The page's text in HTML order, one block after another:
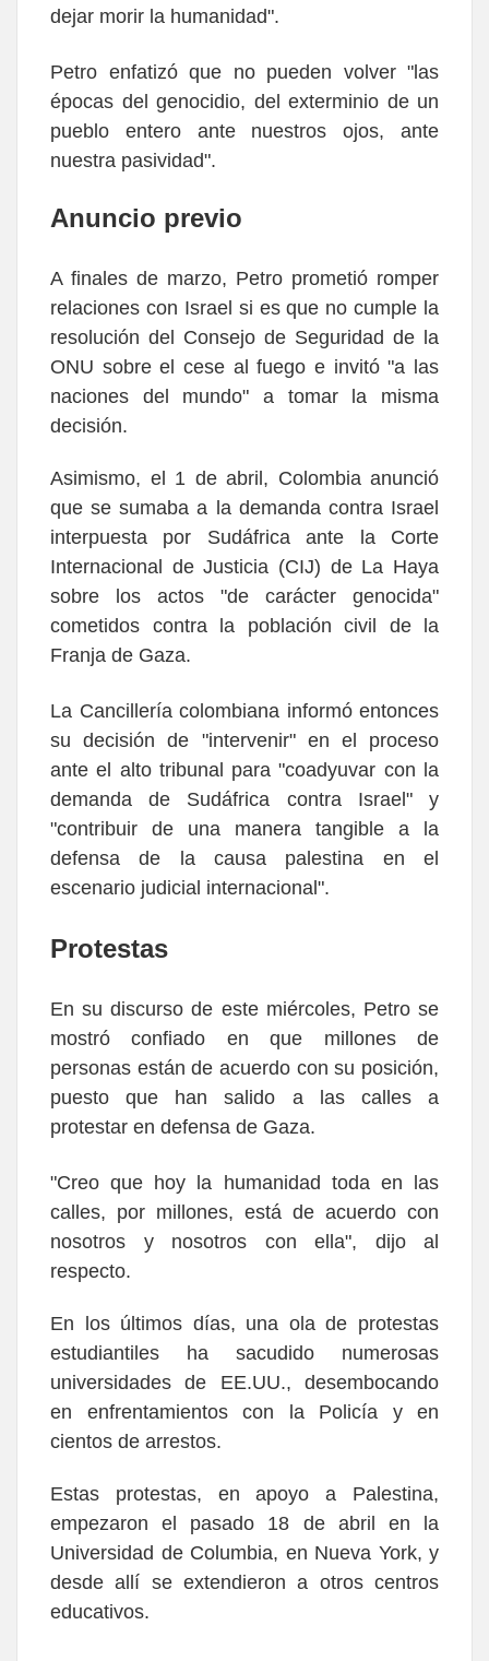
dejar morir la humanidad".
Petro enfatizó que no pueden volver "las
épocas del genocidio, del exterminio de un
pueblo entero ante nuestros ojos, ante
nuestra pasividad".
Anuncio previo
A finales de marzo, Petro prometió romper
relaciones con Israel si es que no cumple la
resolución del Consejo de Seguridad de la
ONU sobre el cese al fuego e invitó "a las
naciones del mundo" a tomar la misma
decisión.
Asimismo, el 1 de abril, Colombia anunció
que se sumaba a la demanda contra Israel
interpuesta por Sudáfrica ante la Corte
Internacional de Justicia (CIJ) de La Haya
sobre los actos "de carácter genocida"
cometidos contra la población civil de la
Franja de Gaza.
La Cancillería colombiana informó entonces
su decisión de "intervenir" en el proceso
ante el alto tribunal para "coadyuvar con la
demanda de Sudáfrica contra Israel" y
"contribuir de una manera tangible a la
defensa de la causa palestina en el
escenario judicial internacional".
Protestas
En su discurso de este miércoles, Petro se
mostró confiado en que millones de
personas están de acuerdo con su posición,
puesto que han salido a las calles a
protestar en defensa de Gaza.
"Creo que hoy la humanidad toda en las
calles, por millones, está de acuerdo con
nosotros y nosotros con ella", dijo al
respecto.
En los últimos días, una ola de protestas
estudiantiles ha sacudido numerosas
universidades de EE.UU., desembocando
en enfrentamientos con la Policía y en
cientos de arrestos.
Estas protestas, en apoyo a Palestina,
empezaron el pasado 18 de abril en la
Universidad de Columbia, en Nueva York, y
desde allí se extendieron a otros centros
educativos.